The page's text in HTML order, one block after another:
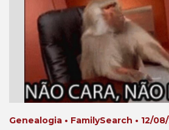
Genealogia • FamilySearch • 12/